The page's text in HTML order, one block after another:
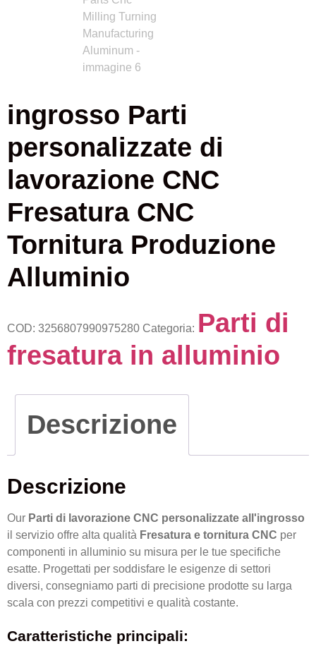
ingrosso Parti
personalizzate di
lavorazione CNC
Fresatura CNC
Tornitura Produzione
Alluminio
COD: 3256807990975280 Categoria: Parti di
fresatura in alluminio
Descrizione
Descrizione
Our Parti di lavorazione CNC personalizzate all'ingrosso
il servizio offre alta qualità Fresatura e tornitura CNC per
componenti in alluminio su misura per le tue specifiche
esatte. Progettati per soddisfare le esigenze di settori
diversi, consegniamo parti di precisione prodotte su larga
scala con prezzi competitivi e qualità costante.
Caratteristiche principali: